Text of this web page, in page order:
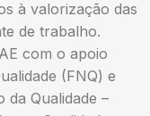
à valorização das
de trabalho.
com o apoio
(FNQ) e
da Qualidade –